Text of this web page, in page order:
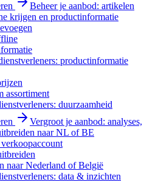
Beheer je aanbod: artikelen
krijgen en productinformatie
productinformatie
assortiment
duurzaamheid
Vergroot je aanbod: analyses,
naar NL of BE
naar Nederland of België
data & inzichten